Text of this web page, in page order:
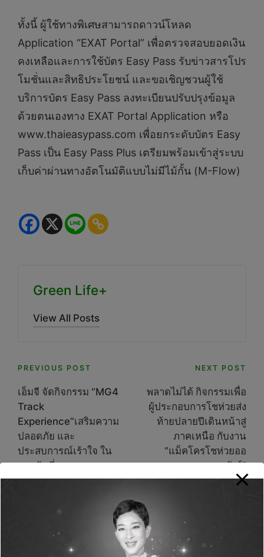
​ทั้งนี้ ผู้ใช้ทางพิเศษสามารถดาวน์โหลด
Application “EXAT Portal” เพื่อตรวจสอบยอดเงิน
คงเหลือและการใช้บัตร Easy Pass รับข่าวสารโปร
โมชั่นและสิทธิประโยชน์ และขอเชิญชวนผู้ใช้
บริการบัตร Easy Pass ลงทะเบียนปรับปรุงข้อมูล
ด้วยตนเองทาง EXAT Portal Application หรือ
www.thaieasypass.com เพื่อยกระดับบัตร Easy
Pass เป็น Easy Pass Plus เตรียมพร้อมเข้าสู่ระบบ
เก็บค่าผ่านทางอัตโนมัติแบบไม่มีไม้กั้น (M-Flow)
Green Life+
View All Posts
Post
navigation
PREVIOUS POST
เอ็มจี จัดกิจกรรม “MG4
Track
Experience”เสริมความ
ปลอดภัย และ
ประสบการณ์เร้าใจ ใน
การขับขี่
NEXT POST
พลาดไม่ได้ กิจกรรมเพื่อ
ผู้ประกอบการโชห่วยส่ง
ท้ายปลายปีเดินหน้าสู่
ภาคเหนือ กับงาน
“แม็คโครโชห่วยออ
นทัวร์”
Comments
No comments yet. Why don’t you start the